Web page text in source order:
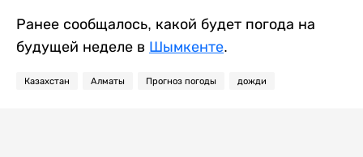
Ранее сообщалось, какой будет погода на
будущей неделе в Шымкенте.
Казахстан Алматы Прогноз погоды дожди